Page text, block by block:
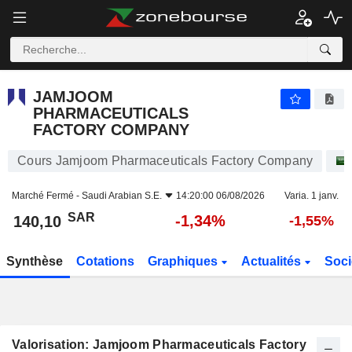
JAMJOOM
PHARMACEUTICALS
FACTORY COMPANY
Cours Jamjoom Pharmaceuticals Factory Company
Marché Fermé - Saudi Arabian S.E. 14:20:00 06/08/2026 Varia. 1 janv.
140,10 SAR -1,34% -1,55%
Synthèse Cotations Graphiques Actualités
Valorisation: Jamjoom Pharmaceuticals Factory